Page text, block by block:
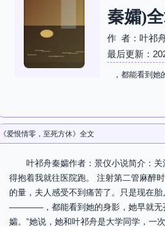
秦孀)
作 者：叶祁
最后更新：
，都能看到
《爱恨情零，至死方休》全文
叶祁舟秦孀作者：景仪小说简介：
得抱着我就往医院跑。 注射第二管麻醉
的量，夫人感受不到痛苦了。只是现在
————，都能看到她的身影，她早就无孔
孀。”她说，她和叶祁舟是大学同学，一